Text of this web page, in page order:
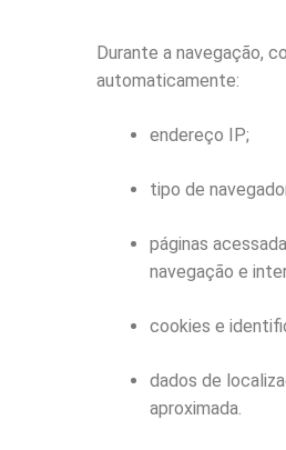
Durante a navegação,
automaticamente:
endereço IP;
tipo de
páginas
navegação e
cookies e
dados de
aproximada.